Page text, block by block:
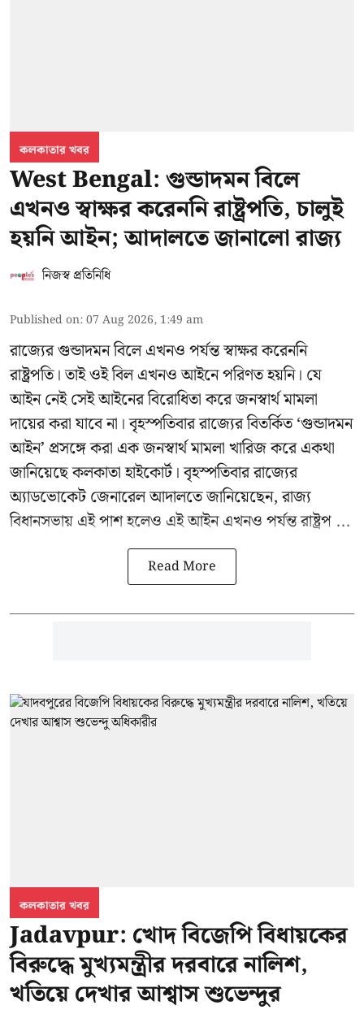
কলকাতার খবর
West Bengal: গুন্ডাদমন বিলে
এখনও স্বাক্ষর করেননি রাষ্ট্রপতি, চালুই
হয়নি আইন; আদালতে জানালো রাজ্য
নিজস্ব প্রতিনিধি
Published on:07 Aug 2026, 1:49 am
রাজ্যের গুন্ডাদমন বিলে এখনও পর্যন্ত স্বাক্ষর করেননি
রাষ্ট্রপতি। তাই ওই বিল এখনও আইনে পরিণত হয়নি। যে
আইন নেই সেই আইনের বিরোধিতা করে জনস্বার্থ মামলা
দায়ের করা যাবে না। বৃহস্পতিবার রাজ্যের বিতর্কিত ‘গুন্ডাদমন
আইন’ প্রসঙ্গে করা এক জনস্বার্থ মামলা খারিজ করে একথা
জানিয়েছে কলকাতা হাইকোর্ট। বৃহস্পতিবার রাজ্যের
অ্যাডভোকেট জেনারেল আদালতে জানিয়েছেন, রাজ্য
বিধানসভায় এই পাশ হলেও এই আইন এখনও পর্যন্ত রাষ্ট্রপ ...
Read More
কলকাতার খবর
Jadavpur: খোদ বিজেপি বিধায়কের
বিরুদ্ধে মুখ্যমন্ত্রীর দরবারে নালিশ,
খতিয়ে দেখার আশ্বাস শুভেন্দুর